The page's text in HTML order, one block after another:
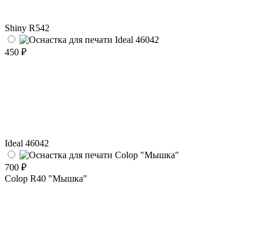
Shiny R542
450 ₽
Ideal 46042
700 ₽
Colop R40 "Мышка"